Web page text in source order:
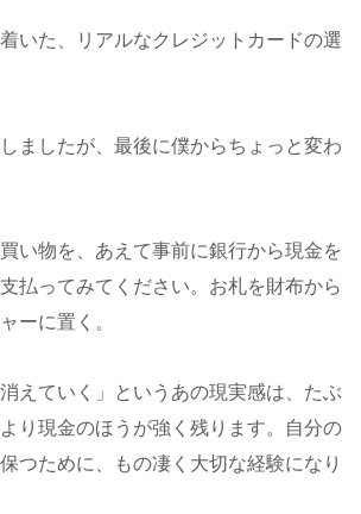
いた、リアルなクレジットカードの選
ましたが、最後に僕からちょっと変わ
い物を、あえて事前に銀行から現金を
払ってみてください。お札を財布から
ーに置く。
消えていく」というあの現実感は、たぶ
り現金のほうが強く残ります。自分の
つために、もの凄く大切な経験になり